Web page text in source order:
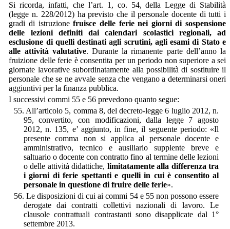
Si ricorda, infatti, che l’art. 1, co. 54, della Legge di Stabilità
(legge n. 228/2012) ha previsto che il personale docente di tutti i
gradi di istruzionefruisce delle ferie nei giorni di sospensione
delle lezioni definiti dai calendari scolastici regionali, ad
esclusione di quelli destinati agli scrutini, agli esami di Stato e
alle attività valutative. Durante la rimanente parte dell’anno la
fruizione delle ferie è consentita per un periodo non superiore a sei
giornate lavorative subordinatamente alla possibilità di sostituire il
personale che se ne avvale senza che vengano a determinarsi oneri
aggiuntivi per la finanza pubblica.
I successivi commi 55 e 56 prevedono quanto segue:
55. All’articolo 5, comma 8, del decreto-legge 6 luglio 2012, n.
95, convertito, con modificazioni, dalla legge 7 agosto
2012, n. 135, e’ aggiunto, in fine, il seguente periodo: «Il
presente comma non si applica al personale docente e
amministrativo, tecnico e ausiliario supplente breve e
saltuario o docente con contratto fino al termine delle lezioni
o delle attività didattiche, limitatamente alla differenza tra
i giorni di ferie spettanti e quelli in cui è consentito al
personale in questione di fruire delle ferie».
56.Le disposizioni di cui ai commi 54 e 55 non possono essere
derogate dai contratti collettivi nazionali di lavoro. Le
clausole contrattuali contrastanti sono disapplicate dal 1°
settembre 2013.